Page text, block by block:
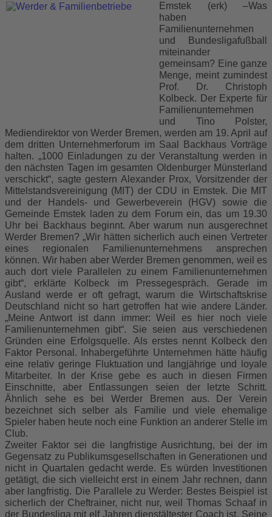
Emstek (erk) –Was
haben
Familienunternehmen
und Bundesligafußball
miteinander
gemeinsam? Eine ganze
Menge, meint zumindest
Prof. Dr. Christoph
Kolbeck. Der Experte für
Familienunternehmen
und Tino Polster,
Mediendirektor von Werder Bremen, werden am 19. April auf
dem dritten Unternehmerforum im Saal Backhaus Vorträge
halten. „1000 Einladungen zu der Veranstaltung werden in
den nächsten Tagen im gesamten Oldenburger Münsterland
verschickt“, sagte gestern Alexander Prox, Vorsitzender der
Mittelstandsvereinigung (MIT) der CDU in Emstek. Die MIT
und der Handels- und Gewerbeverein (HGV) sowie die
Gemeinde Emstek laden zu dem Forum ein, das um 19.30
Uhr bei Backhaus beginnt. Aber warum nun ausgerechnet
Werder Bremen? „Wir hätten sicherlich auch einen Vertreter
eines regionalen Familienunternehmens ansprechen
können. Wir haben aber Werder Bremen genommen, weil es
auch dort viele Parallelen zu einem Familienunternehmen
gibt“, erklärte Kolbeck im Pressegespräch. Gerade im
Ausland werde er oft gefragt, warum die Wirtschaftskrise
Deutschland nicht so hart getroffen hat wie andere Länder.
„Meine Antwort ist dann immer: Weil es hier noch viele
Familienunternehmen gibt“. Sie seien aus verschiedenen
Gründen eine Erfolgsquelle. Als erstes nennt Kolbeck den
Faktor Personal. Inhabergeführte Unternehmen hätte häufig
eine relativ geringe Fluktuation und langjährige und loyale
Mitarbeiter. In der Krise gebe es auch in diesen Firmen
Einschnitte, aber Entlassungen seien der letzte Schritt.
Ähnlich sehe es bei Werder Bremen aus. Der Verein
bezeichnet sich selber als Familie und viele ehemalige
Spieler haben heute noch eine Funktion an anderer Stelle im
Club.
Zweiter Faktor sei die langfristige Ausrichtung, bei der im
Gegensatz zu Publikumsgesellschaften in Generationen und
nicht in Quartalen gedacht werde. Es würden Investitionen
getätigt, die sich vielleicht erst in einem Jahr rechnen, dann
aber langfristig. Die Parallele zu Werder: Bestes Beispiel ist
sicherlich der Cheftrainer, nicht nur, weil Thomas Schaaf in
der Bundesliga mit elf Jahren dienstältester Coach ist. Seine